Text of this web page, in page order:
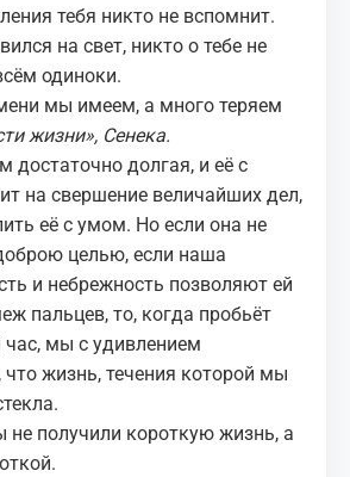
тебя никто не вспомнит.
на свет, никто о тебе не
одиноки.
мы имеем, а много теряем
жизни», Сенека.
достаточно долгая, и её с
на свершение величайших дел,
её с умом. Но если она не
целью, если наша
и небрежность позволяют ей
пальцев, то, когда пробьёт
мы с удивлением
жизнь, течения которой мы
не получили короткую жизнь, а